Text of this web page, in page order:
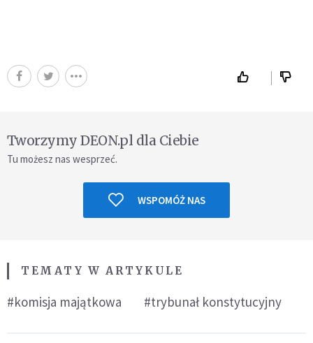
Tworzymy DEON.pl dla Ciebie
Tu możesz nas wesprzeć.
WSPOMÓŻ NAS
TEMATY W ARTYKULE
#komisja majątkowa #trybunał konstytucyjny